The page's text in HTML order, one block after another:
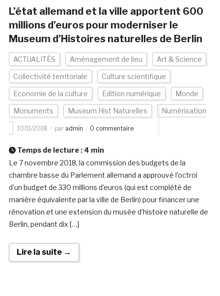
L’état allemand et la ville apportent 600
millions d’euros pour moderniser le
Museum d’Histoires naturelles de Berlin
ACTUALITÉS Aménagement de lieu Art & Science
Collectivité territoriale Culture scientifique
Economie de la culture Edition numérique Monde
Monuments Museum Hist Naturelles Numérisation
10/11/2018 par admin 0 commentaire
Temps de lecture : 4 min
Le 7 novembre 2018, la commission des budgets de la
chambre basse du Parlement allemand a approuvé l’octroi
d’un budget de 330 millions d’euros (qui est complété de
manière équivalente par la ville de Berlin) pour financer une
rénovation et une extension du musée d’histoire naturelle de
Berlin, pendant dix […]
Lire la suite →